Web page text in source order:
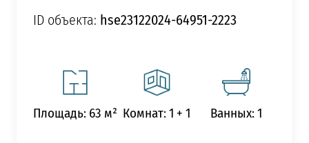
ID объекта: hse23122024-64951-2223
Площадь: 63 м² Комнат: 1 + 1 Ванных: 1